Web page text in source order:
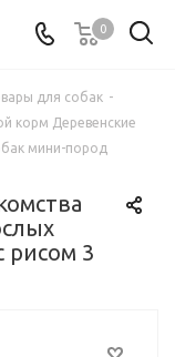
0
для собак -
корм Деревенские
мини-пород
рисом 3